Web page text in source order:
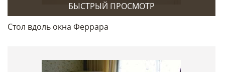
БЫСТРЫЙ ПРОСМОТР
Стол вдоль окна Феррара